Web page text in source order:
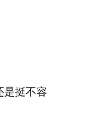
是挺不容